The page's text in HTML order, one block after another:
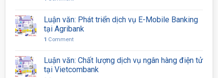
Luận văn: Phát triển dịch vụ E-Mobile Banking
tại Agribank
1 Comment
Luận văn: Chất lượng dịch vụ ngân hàng điện tử
tại Vietcombank